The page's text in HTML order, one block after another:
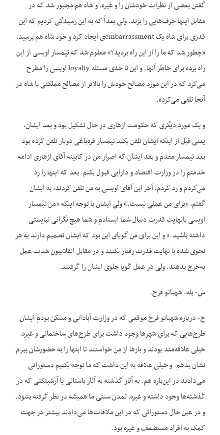
گفتن بعضی از نظرات خودشان را و غیره. و شاه هم مجبور شد که در
مقابل اینها حرف‌هایی را بزند. ولی بعداً که به این رسیدگی کردیم که این
قدری برای شاه یک embarrassmentی ایجاد کرد و خود شاه هم پرسید،
«چطور شد که ما را از این راه بردید؟» معلوم شد که تیمسار اویسی از این
راه برده برای خاطر آنها. و این تا حدی مسئله loyalty اویسی را مطرح
می‌کرد که در این مورد مصالح خودش را بالاتر از مصالح مملکتی با شاه در
آنجا تلقی می‌کرده.
و یک مورد دیگری که حکومت ازهاری در حال تشکیل بود و بعد ایشان،
یعنی قبل از اینکه ایشان تلفن بکند تیمسار قره‌باغی دوبار تلفن کرده بود
بعد تیمسار مقدم و بعد ایشان که اصرار من در کابینه آقای ازهاری ادامه
خدمتم را در وزارت اقتصاد و دارایی قبول بکنم. بعد که اینها را رد
می‌کردم و رد کردم، آخر این آقای اویسی به من تلفن کردند، به ایشان
گفتم، «برای من عملی نیست.» ولی ایشان با توجه اینکه «من تیمسار
اویسی بانهایت قدرت دنبال شما ایستادم و شما هیچ نگرانی نبایستی
داشته باشید.» و این برای من گویای این بود که ایشان تصمیم دارند به هر
نحوی شده با نهایت قدرت رفتار بکنند و در مقابل انقلابیون شدت عمل
به‌خرج بدهند. ولی در عمل گویا جلوی ایشان را گرفتند.
س- بله. شهبانو فرح.
ج- درباره شهبانو فرح موقعی که در وزارت آبادانی و مسکن بودم ایشان
طرح‌هایی که برای شهرها وجود داشت برای طرح‌های ساختمانی و غیره،
خیلی علاقه‌مند بودند و بارها از من خواستند تا اینها را به حضورشان ببرم
نشان بدهم. و خیلی علاقه به این داشت که ما توجه بکنیم دستوراتی
می‌دادند در این‌باره هم. به آثار گذشته به آثار باستانی یا آرشیتکتی که در
گذشته‌ها وجود داشته و غیره، تمدن سنتی ما همیشه در نظر گرفته بشود.
و در عین حال دستوراتی که در این ملاقات‌ها می‌دادند بیشتر در جهت
کمک به افراد مستضعف و غیره بود.